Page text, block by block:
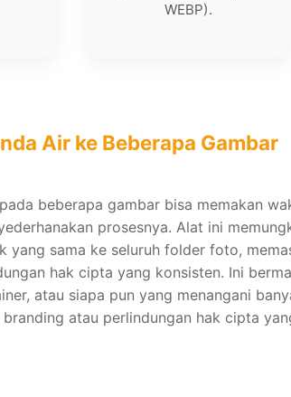
WEBP).
Air ke Beberapa Gambar
beberapa gambar bisa memakan
prosesnya. Alat ini
yang sama ke seluruh folder foto,
hak cipta yang konsisten. Ini
atau siapa pun yang menangani
atau perlindungan hak cipta